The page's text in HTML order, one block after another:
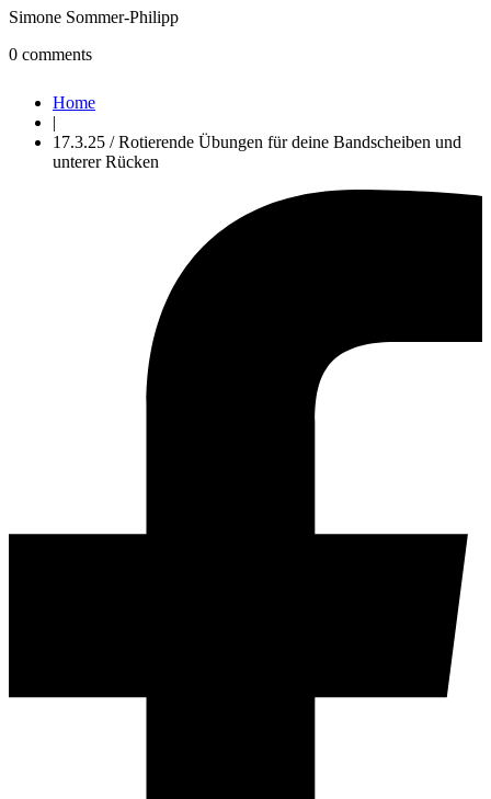
Simone Sommer-Philipp
0 comments
Home
|
17.3.25 / Rotierende Übungen für deine Bandscheiben und
unterer Rücken